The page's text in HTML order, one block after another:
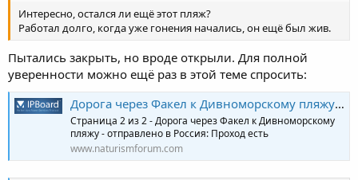
Интересно, остался ли ещё этот пляж?
Работал долго, когда уже гонения начались, он ещё был жив.
Пытались закрыть, но вроде открыли. Для полной
уверенности можно ещё раз в этой теме спросить:
Дорога через Факел к Дивноморскому пляжу - Страница 2 - Россия
Страница 2 из 2 - Дорога через Факел к Дивноморскому
пляжу - отправлено в Россия: Проход есть
www.naturismforum.com